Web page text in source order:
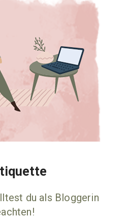
du als Bloggerin